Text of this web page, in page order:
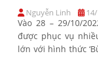
Nguyễn Linh 14/
Vào 28 – 29/10/
được phục vụ
lớn với hình thức